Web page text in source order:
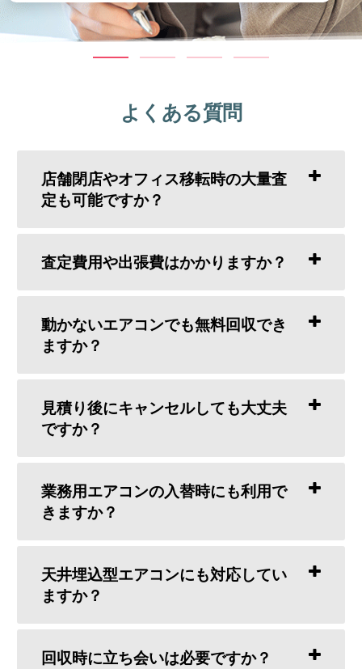
よくある質問
店舗閉店やオフィス移転時の大量査
定も可能ですか？
査定費用や出張費はかかりますか？
動かないエアコンでも無料回収でき
ますか？
見積り後にキャンセルしても大丈夫
ですか？
業務用エアコンの入替時にも利用で
きますか？
天井埋込型エアコンにも対応してい
ますか？
回収時に立ち会いは必要ですか？